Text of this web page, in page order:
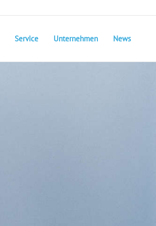
Service Unternehmen News